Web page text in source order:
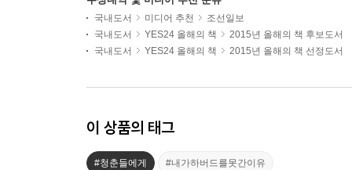
국내도서 미디어 추천
조선일보
국내도서
YES24 올해의 책
2015년 올해의 책 후보도서
국내도서
YES24 올해의 책 2015년 올해의 책 선정도서
이 상품의 태그
#청춘들에게 #내가하버드를못간이유